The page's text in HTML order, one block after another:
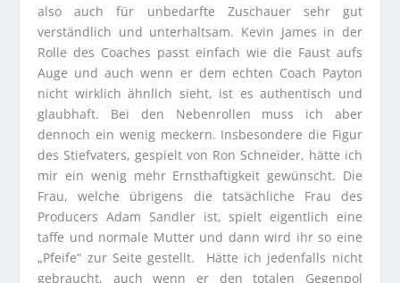
also auch für unbedarfte Zuschauer sehr gut
verständlich und unterhaltsam. Kevin James in der
Rolle des Coaches passt einfach wie die Faust aufs
Auge und auch wenn er dem echten Coach Payton
nicht wirklich ähnlich sieht, ist es authentisch und
glaubhaft. Bei den Nebenrollen muss ich aber
dennoch ein wenig meckern. Insbesondere die Figur
des Stiefvaters, gespielt von Ron Schneider, hätte ich
mir ein wenig mehr Ernsthaftigkeit gewünscht. Die
Frau, welche übrigens die tatsächliche Frau des
Producers Adam Sandler ist, spielt eigentlich eine
taffe und normale Mutter und dann wird ihr so eine
„Pfeife“ zur Seite gestellt. Hätte ich jedenfalls nicht
gebraucht, auch wenn er den totalen Gegenpol